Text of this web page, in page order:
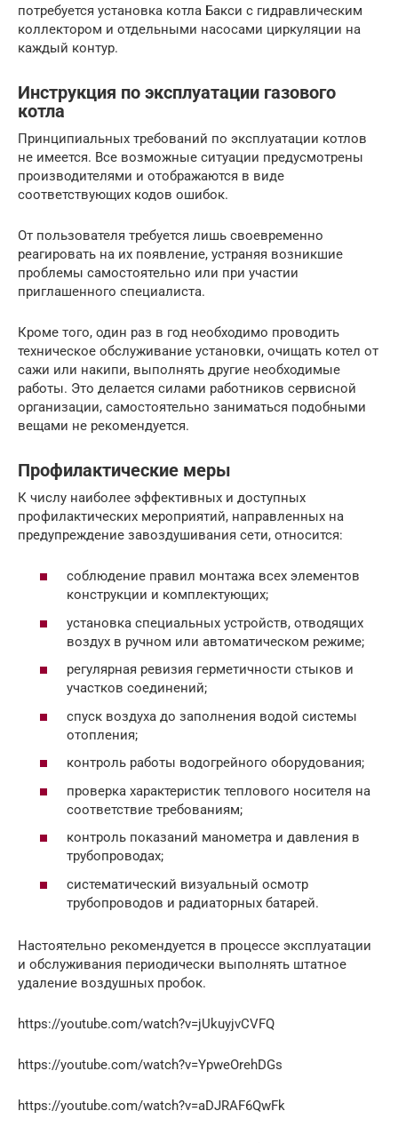
потребуется установка котла Бакси с гидравлическим
коллектором и отдельными насосами циркуляции на
каждый контур.
Инструкция по эксплуатации газового
котла
Принципиальных требований по эксплуатации котлов
не имеется. Все возможные ситуации предусмотрены
производителями и отображаются в виде
соответствующих кодов ошибок.
От пользователя требуется лишь своевременно
реагировать на их появление, устраняя возникшие
проблемы самостоятельно или при участии
приглашенного специалиста.
Кроме того, один раз в год необходимо проводить
техническое обслуживание установки, очищать котел от
сажи или накипи, выполнять другие необходимые
работы. Это делается силами работников сервисной
организации, самостоятельно заниматься подобными
вещами не рекомендуется.
Профилактические меры
К числу наиболее эффективных и доступных
профилактических мероприятий, направленных на
предупреждение завоздушивания сети, относится:
соблюдение правил монтажа всех элементов
конструкции и комплектующих;
установка специальных устройств, отводящих
воздух в ручном или автоматическом режиме;
регулярная ревизия герметичности стыков и
участков соединений;
спуск воздуха до заполнения водой системы
отопления;
контроль работы водогрейного оборудования;
проверка характеристик теплового носителя на
соответствие требованиям;
контроль показаний манометра и давления в
трубопроводах;
систематический визуальный осмотр
трубопроводов и радиаторных батарей.
Настоятельно рекомендуется в процессе эксплуатации
и обслуживания периодически выполнять штатное
удаление воздушных пробок.
https://youtube.com/watch?v=jUkuyjvCVFQ
https://youtube.com/watch?v=YpweOrehDGs
https://youtube.com/watch?v=aDJRAF6QwFk